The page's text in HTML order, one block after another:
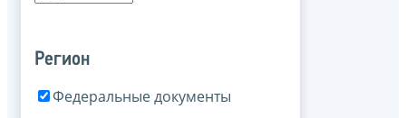
Регион
Федеральные документы